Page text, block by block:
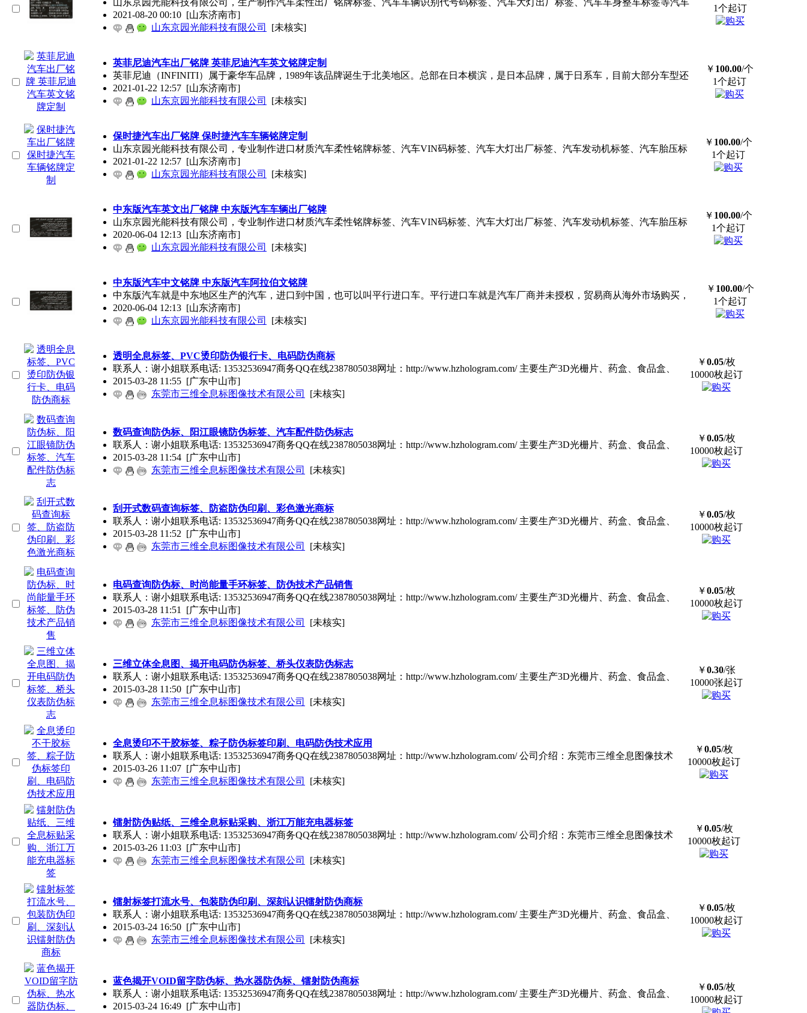
2021-08-20 00:10 [山东济南市]
山东京园光能科技有限公司
[未核实]
1个起订
英菲尼迪汽车出厂铭牌 英菲尼迪汽车英文铭牌定制
英菲尼迪（INFINITI）属于豪华车品牌，1989年该品牌诞生于北美地区。总部在日本横滨，是日本品牌，属于日系车，目前大部分车型还
2021-01-22 12:57 [山东济南市]
山东京园光能科技有限公司
[未核实]
￥ 100.00/个
1个起订
保时捷汽车出厂铭牌 保时捷汽车车辆铭牌定制
山东京园光能科技有限公司，专业制作进口材质汽车柔性铭牌标签、汽车VIN码标签、汽车大灯出厂标签、汽车发动机标签、汽车胎压标
2021-01-22 12:57 [山东济南市]
山东京园光能科技有限公司
[未核实]
￥ 100.00/个
1个起订
中东版汽车英文出厂铭牌 中东版汽车车辆出厂铭牌
山东京园光能科技有限公司，专业制作进口材质汽车柔性铭牌标签、汽车VIN码标签、汽车大灯出厂标签、汽车发动机标签、汽车胎压标
2020-06-04 12:13 [山东济南市]
山东京园光能科技有限公司
[未核实]
￥ 100.00/个
1个起订
中东版汽车中文铭牌 中东版汽车阿拉伯文铭牌
中东版汽车就是中东地区生产的汽车，进口到中国，也可以叫平行进口车。平行进口车就是汽车厂商并未授权，贸易商从海外市场购买，
2020-06-04 12:13 [山东济南市]
山东京园光能科技有限公司
[未核实]
￥ 100.00/个
1个起订
透明全息标签、PVC烫印防伪银行卡、电码防伪商标
联系人：谢小姐联系电话: 13532536947商务QQ在线2387805038网址：http://www.hzhologram.com/ 主要生产3D光栅片、药盒、食品盒、
2015-03-28 11:55 [广东中山市]
东莞市三维全息标图像技术有限公司
[未核实]
￥0.05/枚
10000枚起订
数码查询防伪标、阳江眼镜防伪标签、汽车配件防伪标志
联系人：谢小姐联系电话: 13532536947商务QQ在线2387805038网址：http://www.hzhologram.com/ 主要生产3D光栅片、药盒、食品盒、
2015-03-28 11:54 [广东中山市]
东莞市三维全息标图像技术有限公司
[未核实]
￥0.05/枚
10000枚起订
刮开式数码查询标签、防盗防伪印刷、彩色激光商标
联系人：谢小姐联系电话: 13532536947商务QQ在线2387805038网址：http://www.hzhologram.com/ 主要生产3D光栅片、药盒、食品盒、
2015-03-28 11:52 [广东中山市]
东莞市三维全息标图像技术有限公司
[未核实]
￥0.05/枚
10000枚起订
电码查询防伪标、时尚能量手环标签、防伪技术产品销售
联系人：谢小姐联系电话: 13532536947商务QQ在线2387805038网址：http://www.hzhologram.com/ 主要生产3D光栅片、药盒、食品盒、
2015-03-28 11:51 [广东中山市]
东莞市三维全息标图像技术有限公司
[未核实]
￥0.05/枚
10000枚起订
三维立体全息图、揭开电码防伪标签、桥头仪表防伪标志
联系人：谢小姐联系电话: 13532536947商务QQ在线2387805038网址：http://www.hzhologram.com/ 主要生产3D光栅片、药盒、食品盒、
2015-03-28 11:50 [广东中山市]
东莞市三维全息标图像技术有限公司
[未核实]
￥0.30/张
10000张起订
全息烫印不干胶标签、粽子防伪标签印刷、电码防伪技术应用
联系人：谢小姐联系电话: 13532536947商务QQ在线2387805038网址：http://www.hzhologram.com/ 公司介绍：东莞市三维全息图像技术
2015-03-26 11:07 [广东中山市]
东莞市三维全息标图像技术有限公司
[未核实]
￥0.05/枚
10000枚起订
镭射防伪贴纸、三维全息标贴采购、浙江万能充电器标签
联系人：谢小姐联系电话: 13532536947商务QQ在线2387805038网址：http://www.hzhologram.com/ 公司介绍：东莞市三维全息图像技术
2015-03-26 11:03 [广东中山市]
东莞市三维全息标图像技术有限公司
[未核实]
￥0.05/枚
10000枚起订
镭射标签打流水号、包装防伪印刷、深刻认识镭射防伪商标
联系人：谢小姐联系电话: 13532536947商务QQ在线2387805038网址：http://www.hzhologram.com/ 主要生产3D光栅片、药盒、食品盒、
2015-03-24 16:50 [广东中山市]
东莞市三维全息标图像技术有限公司
[未核实]
￥0.05/枚
10000枚起订
蓝色揭开VOID留字防伪标、热水器防伪标、镭射防伪商标
联系人：谢小姐联系电话: 13532536947商务QQ在线2387805038网址：http://www.hzhologram.com/ 主要生产3D光栅片、药盒、食品盒、
2015-03-24 16:49 [广东中山市]
￥0.05/枚
10000枚起订